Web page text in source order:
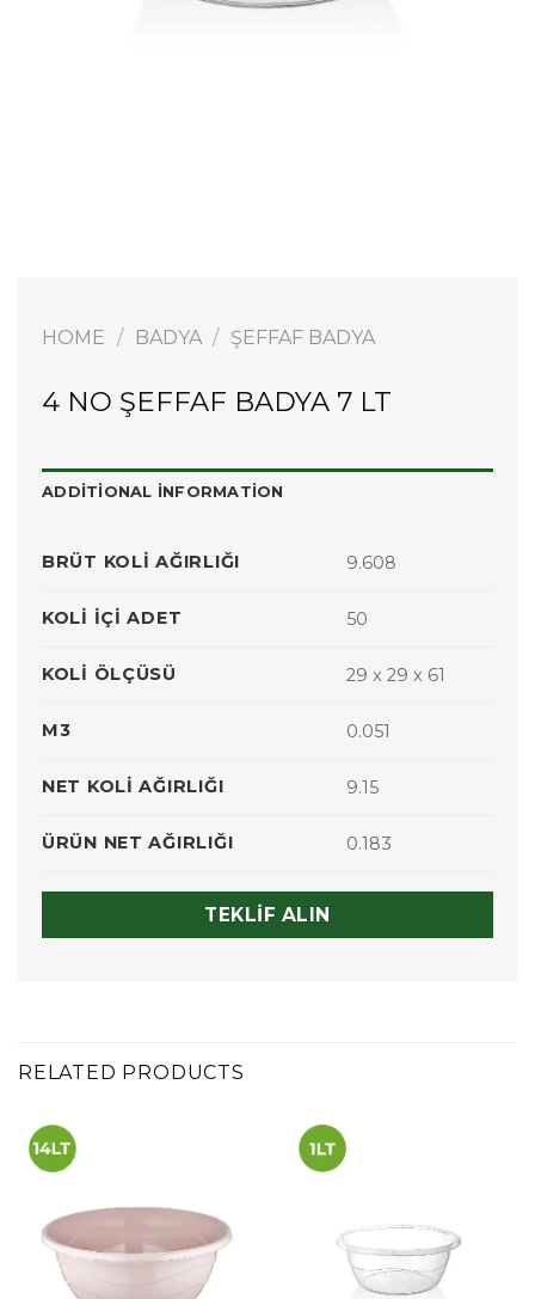
HOME / BADYA / ŞEFFAF BADYA
4 NO ŞEFFAF BADYA 7 LT
ADDITIONAL INFORMATION
BRÜT KOLI AĞIRLIĞI 9.608
KOLI İÇI ADET 50
KOLI ÖLÇÜSÜ 29 x 29 x 61
M3 0.051
NET KOLI AĞIRLIĞI 9.15
ÜRÜN NET AĞIRLIĞI 0.183
TEKLIF ALIN
RELATED PRODUCTS